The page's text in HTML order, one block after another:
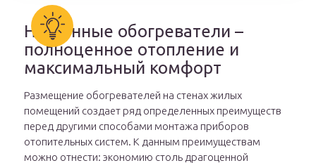
Настенные обогреватели –
полноценное отопление и
максимальный комфорт
Размещение обогревателей на стенах жилых
помещений создает ряд определенных преимуществ
перед другими способами монтажа приборов
отопительных систем. К данным преимуществам
можно отнести: экономию столь драгоценной